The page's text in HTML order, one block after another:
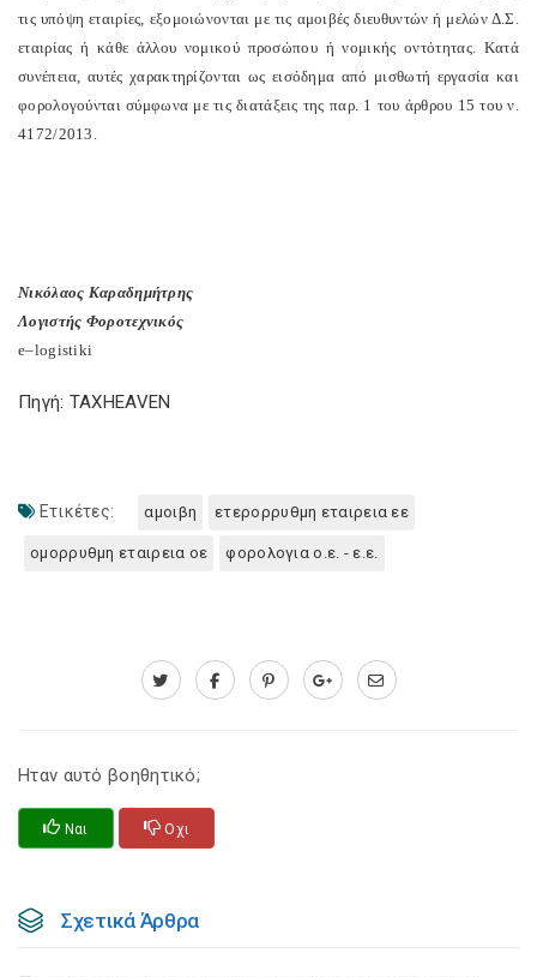
τις υπόψη εταιρίες, εξομοιώνονται με τις αμοιβές διευθυντών ή μελών Δ.Σ.
εταιρίας ή κάθε άλλου νομικού προσώπου ή νομικής οντότητας. Κατά
συνέπεια, αυτές χαρακτηρίζονται ως εισόδημα από μισθωτή εργασία και
φορολογούνται σύμφωνα με τις διατάξεις της παρ. 1 του άρθρου 15 του ν.
4172/2013.
Νικόλαος Καραδημήτρης
Λογιστής Φοροτεχνικός
e–logistiki
Πηγή: TAXHEAVEN
Ετικέτες: αμοιβη ετερορρυθμη εταιρεια εε
ομορρυθμη εταιρεια οε φορολογια ο.ε. - ε.ε.
Ηταν αυτό βοηθητικό;
Ναι Οχι
Σχετικά Άρθρα